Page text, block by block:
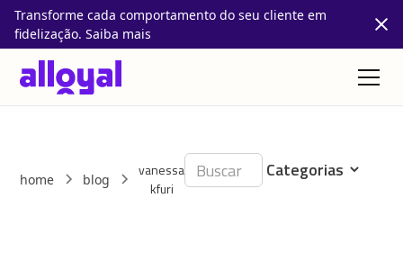
Transforme cada comportamento do seu cliente em
fidelização. Saiba mais
home blog
vanessa
kfuri